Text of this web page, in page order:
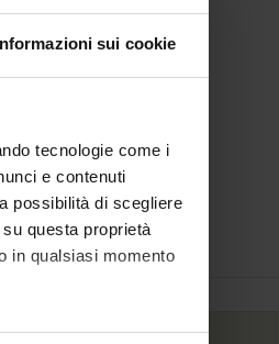
sui cookie
tecnologie come i
e contenuti
possibilità di scegliere
questa proprietà
in qualsiasi momento
Anno accademico